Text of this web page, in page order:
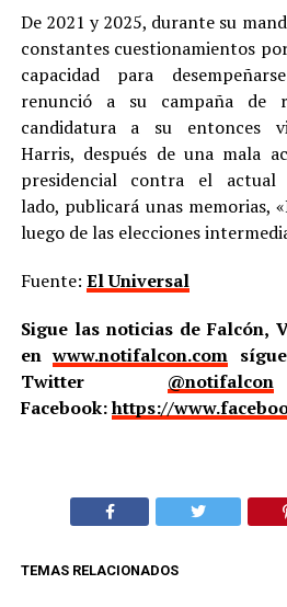
De 2021 y 2025, durante su
constantes cuestionamientos
capacidad para
renunció a su campaña de
candidatura a su entonces
Harris, después de una mala
presidencial contra el
lado, publicará unas memorias,
luego de las elecciones
Fuente: El Universal
Sigue las noticias de Falcón,
enwww.notifalcon.com
Twitter @notifalcon
Facebook:https://
TEMAS RELACIONADOS